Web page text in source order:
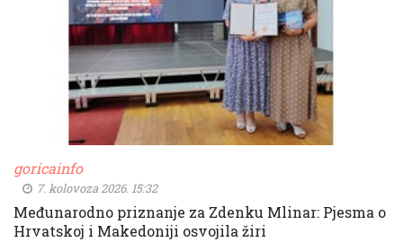
goricainfo
7. kolovoza 2026. 15:32
Međunarodno priznanje za Zdenku Mlinar: Pjesma o
Hrvatskoj i Makedoniji osvojila žiri